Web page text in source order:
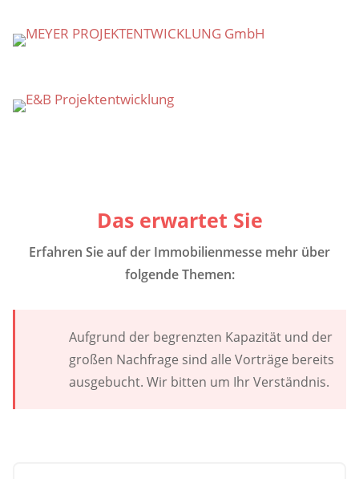
Das erwartet Sie
Erfahren Sie auf der Immobilienmesse mehr über
folgende Themen:
Aufgrund der begrenzten Kapazität und der
großen Nachfrage sind alle Vorträge bereits
ausgebucht. Wir bitten um Ihr Verständnis.